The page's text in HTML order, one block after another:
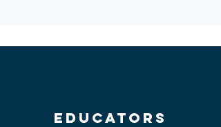
educators